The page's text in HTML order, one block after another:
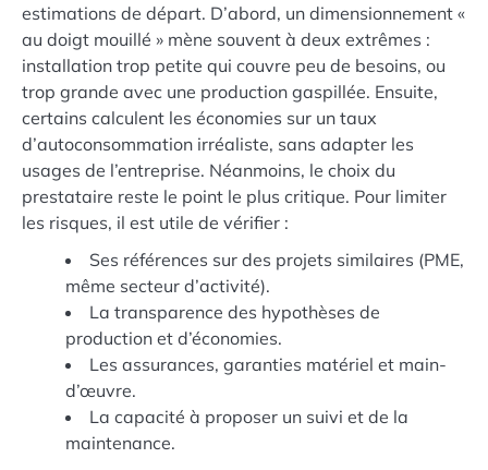
estimations de départ. D’abord, un dimensionnement «
au doigt mouillé » mène souvent à deux extrêmes :
installation trop petite qui couvre peu de besoins, ou
trop grande avec une production gaspillée. Ensuite,
certains calculent les économies sur un taux
d’autoconsommation irréaliste, sans adapter les
usages de l’entreprise. Néanmoins, le choix du
prestataire reste le point le plus critique. Pour limiter
les risques, il est utile de vérifier :
Ses références sur des projets similaires (PME,
même secteur d’activité).
La transparence des hypothèses de
production et d’économies.
Les assurances, garanties matériel et main-
d’œuvre.
La capacité à proposer un suivi et de la
maintenance.